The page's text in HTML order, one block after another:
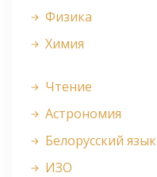
Физика
Химия
Чтение
Астрономия
Белорусский язык
ИЗО